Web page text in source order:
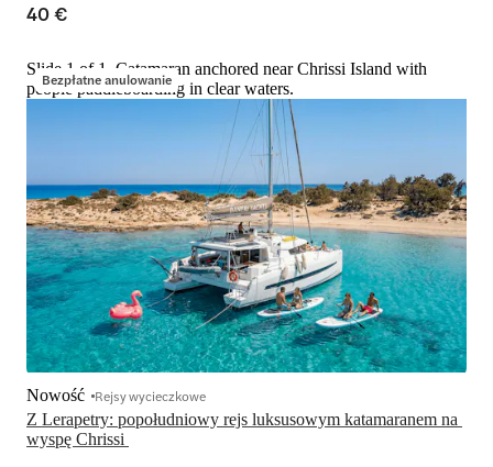
40 €
Bezpłatne anulowanie
Slide 1 of 1, Catamaran anchored near Chrissi Island with
people paddleboarding in clear waters.
Z Lerapetry: popołudniowy rejs luksusowym katamaranem na
Nowość Rejsy wycieczkowe